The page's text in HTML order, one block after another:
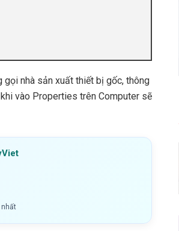
gọi nhà sản xuất thiết bị gốc, thông
vào Properties trên Computer sẽ